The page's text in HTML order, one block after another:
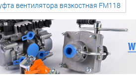
вентилятора вязкостная FM118